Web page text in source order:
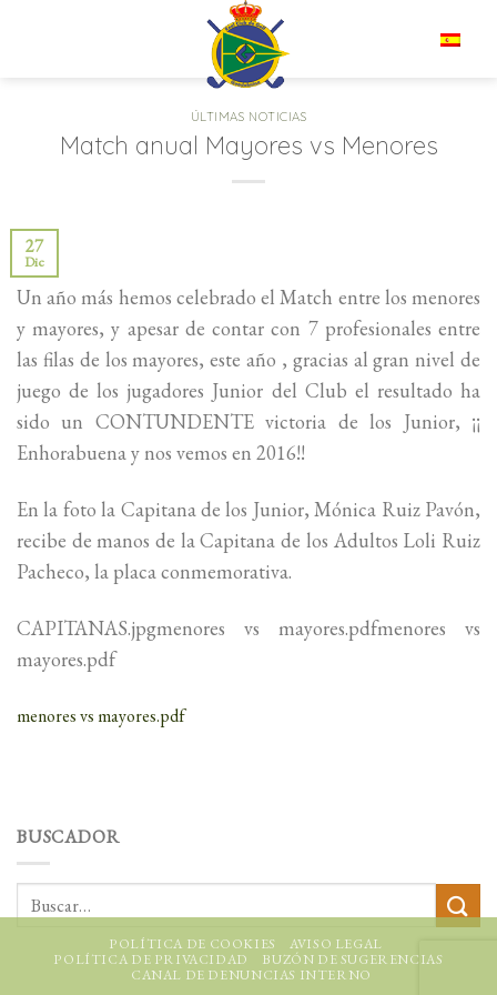
ÚLTIMAS NOTICIAS
Match anual Mayores vs Menores
27
Dic
Un año más hemos celebrado el Match entre los menores
y mayores, y apesar de contar con 7 profesionales entre
las filas de los mayores, este año , gracias al gran nivel de
juego de los jugadores Junior del Club el resultado ha
sido un CONTUNDENTE victoria de los Junior, ¡¡
Enhorabuena y nos vemos en 2016!!
En la foto la Capitana de los Junior, Mónica Ruiz Pavón,
recibe de manos de la Capitana de los Adultos Loli Ruiz
Pacheco, la placa conmemorativa.
CAPITANAS.jpgmenores vs mayores.pdfmenores vs
mayores.pdf
menores vs mayores.pdf
BUSCADOR
POLÍTICA DE COOKIES
AVISO LEGAL
POLÍTICA DE PRIVACIDAD
BUZÓN DE SUGERENCIAS
CANAL DE DENUNCIAS INTERNO